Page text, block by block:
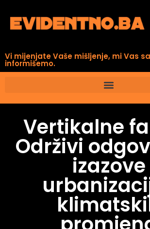
Vi mijenjate Vaše mišljenje, mi Vas
informišemo.
Vertikalne
Održivi
izazove